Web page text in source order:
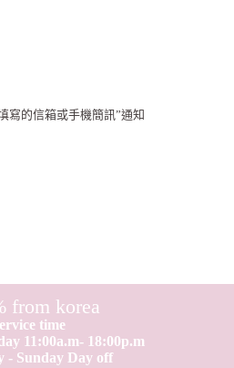
寫的信箱或手機簡訊”通知
from korea
time
11:00a.m- 18:00p.m
- Sunday Day off